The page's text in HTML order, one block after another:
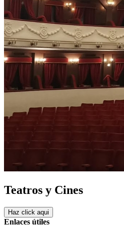
Teatros y Cines
Haz click aqui
Enlaces útiles